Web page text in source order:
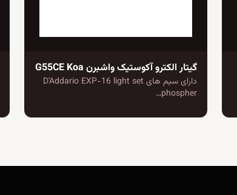
گیتار الکترو آکوستیک واشبرن G55CE Koa
دارای سیم های D'Addario EXP-16 light set
phospher…